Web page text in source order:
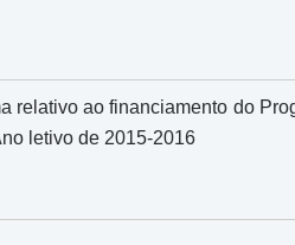
relativo ao financiamento do
letivo de 2015-2016